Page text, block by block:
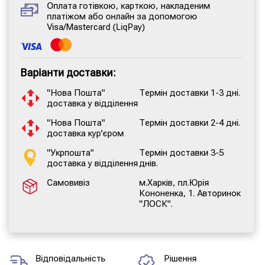
Оплата готівкою, карткою, накладеним
платіжом або онлайн за допомогою
Visa/Mastercard (LiqPay)
Варіанти доставки:
"Нова Пошта"
доставка у відділення
Термін доставки 1-3 дні.
"Нова Пошта"
доставка кур'єром
Термін доставки 2-4 дні.
"Укрпошта"
доставка у відділення
Термін доставки 3-5
днів.
Самовивіз
м.Харків, пл.Юрія
Кононенка, 1. Авторинок
"ЛОСК".
Відповідальність
Рішення